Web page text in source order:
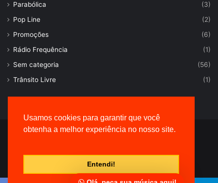
Usamos cookies para garantir que você
obtenha a melhor experiência no nosso site.
Entendi!
Parabólica
(3)
Pop Line
(2)
Promoções
(6)
Rádio Frequência
(1)
Sem categoria
(56)
Trânsito Livre
(1)